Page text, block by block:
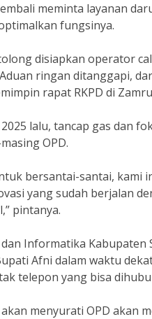
meminta layanan
fungsinya.
disiapkan operator
ringan ditanggapi,
rapat RKPD di
lalu, tancap gas dan
OPD.
bersantai-santai, kami
yang sudah berjalan
pintanya.
Informatika Kabupaten
Afni dalam waktu
telepon yang bisa
menyurati OPD akan